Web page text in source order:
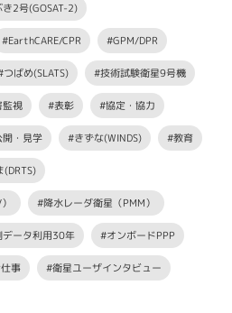
2号(GOSAT-2)
#EarthCARE/CPR #GPM/DPR
つばめ(SLATS) #技術試験衛星9号機
監視 #表彰 #協定・協力
・見学 #きずな(WINDS) #教育
(DRTS)
#降水レーダ衛星（PMM）
ータ利用30年 #オンボードPPP
事 #衛星ユーザインタビュー